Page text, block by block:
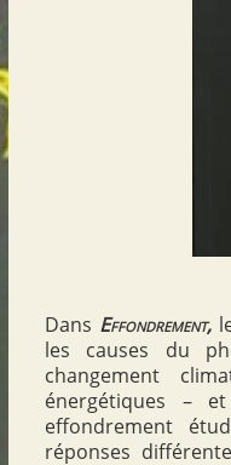
Dans Effondrement,
les causes du
changement
énergétiques –
effondrement
réponses